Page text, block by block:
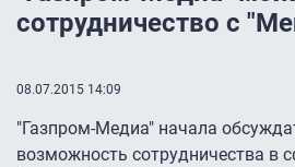
сотрудничество с
08.07.2015 14:09
"Газпром-Медиа" начала
возможность сотрудничества в